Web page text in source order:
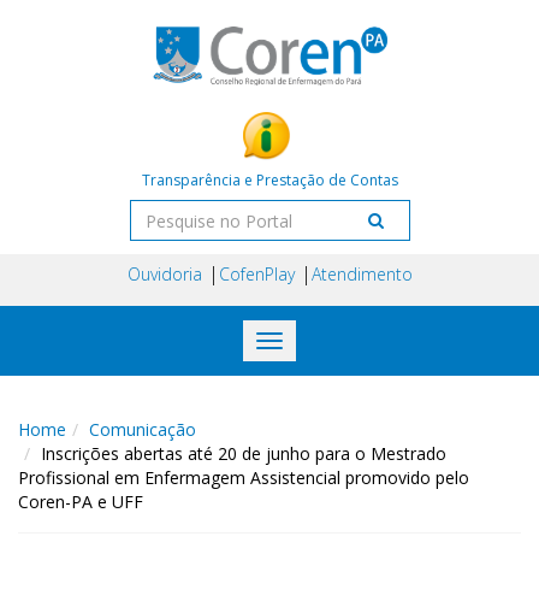
Transparência e Prestação de Contas
Ouvidoria CofenPlay Atendimento
Toggle
navigation
Home
Comunicação
Inscrições abertas até 20 de junho para o Mestrado
Profissional em Enfermagem Assistencial promovido pelo
Coren-PA e UFF